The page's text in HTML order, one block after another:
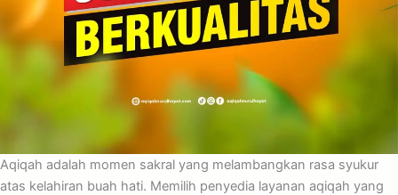
Aqiqah adalah momen sakral yang melambangkan rasa syukur
atas kelahiran buah hati. Memilih penyedia layanan aqiqah yang